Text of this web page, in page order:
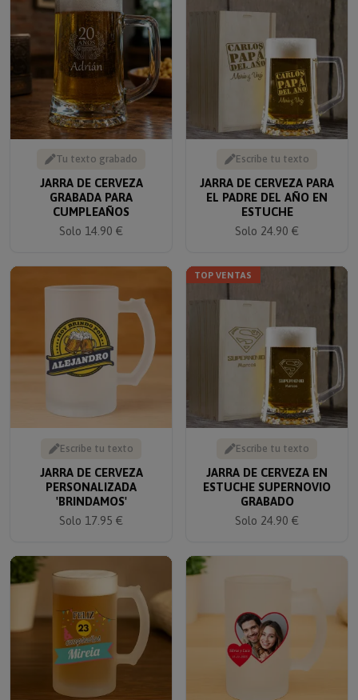
Tu texto grabado
JARRA DE CERVEZA
GRABADA PARA
CUMPLEAÑOS
Solo 14.90 €
Escribe tu texto
JARRA DE CERVEZA PARA
EL PADRE DEL AÑO EN
ESTUCHE
Solo 24.90 €
Escribe tu texto
JARRA DE CERVEZA
PERSONALIZADA
'BRINDAMOS'
Solo 17.95 €
TOP VENTAS
Escribe tu texto
JARRA DE CERVEZA EN
ESTUCHE SUPERNOVIO
GRABADO
Solo 24.90 €